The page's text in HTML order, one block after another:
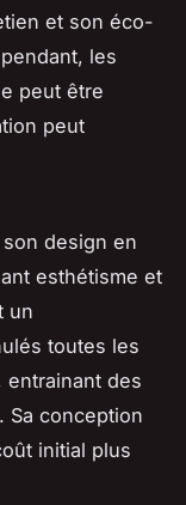
et son éco-
les
peut être
peut
design en
esthétisme et
un
toutes les
entrainant des
Sa conception
initial plus